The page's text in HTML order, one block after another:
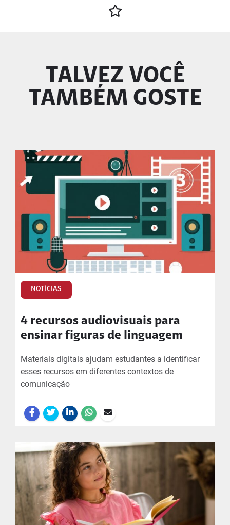
TALVEZ VOCÊ
TAMBÉM GOSTE
NOTÍCIAS
4 recursos audiovisuais para
ensinar figuras de linguagem
Materiais digitais ajudam estudantes a identificar
esses recursos em diferentes contextos de
comunicação